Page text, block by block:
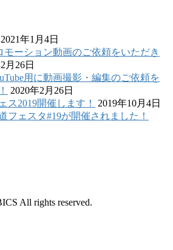
2021年1月4日
モーション動画のご依頼をいただき
月26日
用に動画撮影・編集のご依頼を
2020年2月26日
ス2019開催します！
2019年10月4日
フェスタ#19が開催されました！
All rights reserved.